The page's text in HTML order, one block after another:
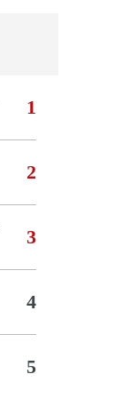
1
2
3
4
5